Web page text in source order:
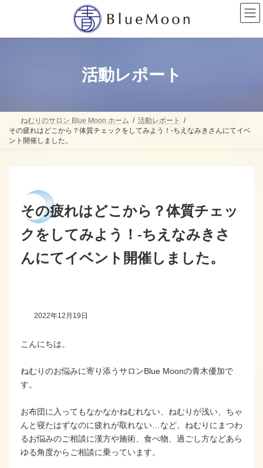
ン
ー
活動レポート
ねむりのサロン Blue Moon ホーム
活動レポート
その疲れはどこから？体質チェックをしてみよう！-ちえなみきさんにてイベ
ント開催しました。
その疲れはどこから？体質チェッ
クをしてみよう！-ちえなみきさ
んにてイベント開催しました。
2022年12月19日
こんにちは。
ねむりのお悩みに寄り添うサロンBlue Moonの青木優加で
す。
お布団に入ってもなかなかねむれない、ねむりが浅い、ちゃ
んと寝たはずなのに疲れが取れない…など、ねむりにまつわ
るお悩みのご相談に漢方や施術、食べ物、過ごし方などあら
ゆる角度からご相談に乗っています。